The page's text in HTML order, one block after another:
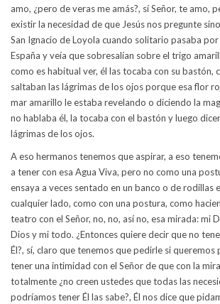
amo, ¿pero de veras me amás?, sí Señor, te amo,
existir la necesidad de que Jesús nos pregunte
San Ignacio de Loyola cuando solitario pasaba
España y veía que sobresalían sobre el trigo
como es habitual ver, él las tocaba con su bastón,
saltaban las lágrimas de los ojos porque esa flor
mar amarillo le estaba revelando o diciendo la
no hablaba él, la tocaba con el bastón y luego
lágrimas de los ojos.
A eso hermanos tenemos que aspirar, a eso
a tener con esa Agua Viva, pero no como una
ensaya a veces sentado en un banco o de rodillas
cualquier lado, como con una postura, como
teatro con el Señor, no, no, así no, esa mirada: mi
Dios y mi todo. ¿Entonces quiere decir que no
Él?, sí, claro que tenemos que pedirle si queremos
tener una intimidad con el Señor de que con la
totalmente ¿no creen ustedes que todas las
podríamos tener Él las sabe?, Él nos dice que